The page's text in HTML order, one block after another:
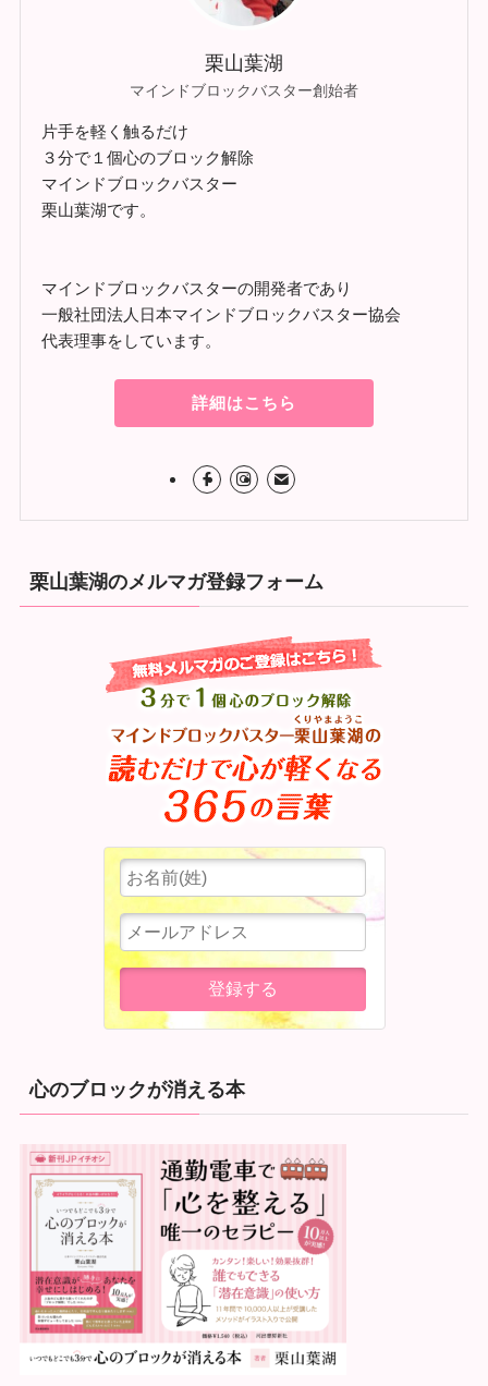
栗山葉湖
マインドブロックバスター創始者
片手を軽く触るだけ
３分で１個心のブロック解除
マインドブロックバスター
栗山葉湖です。
マインドブロックバスターの開発者であり
一般社団法人日本マインドブロックバスター協会
代表理事をしています。
詳細はこちら
栗山葉湖のメルマガ登録フォーム
心のブロックが消える本